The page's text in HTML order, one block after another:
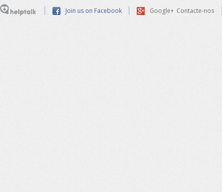
Join us on Facebook Google+ Contacte-nos